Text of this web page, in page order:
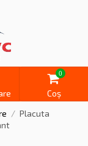
0
Coș
Placuta